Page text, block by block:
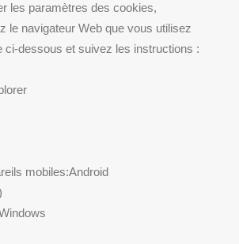
les paramètres des cookies,
le navigateur Web que vous utilisez
ci-dessous et suivez les instructions :
mobiles:Android